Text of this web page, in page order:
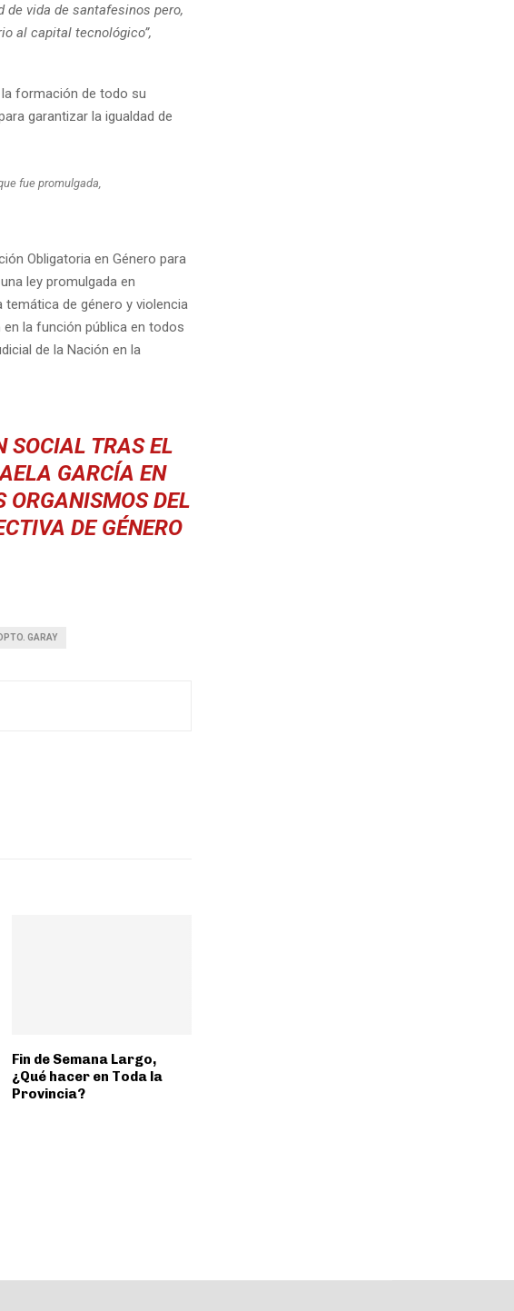
de vida de santafesinos pero,
al capital tecnológico”,
formación de todo su
garantizar la igualdad de
fue promulgada,
Obligatoria en Género para
ley promulgada en
temática de género y violencia
la función pública en todos
de la Nación en la
SOCIAL TRAS EL
GARCÍA EN
ORGANISMOS DEL
DE GÉNERO
GARAY
Fin de Semana Largo,
¿Qué hacer en Toda la
Provincia?